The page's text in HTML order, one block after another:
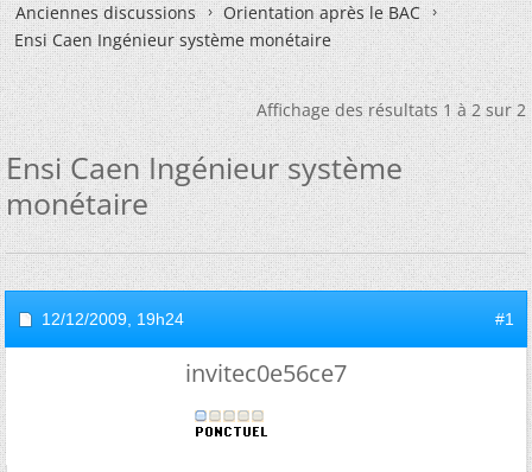
Anciennes discussions
Orientation après le BAC
Ensi Caen Ingénieur système monétaire
Affichage des résultats 1 à 2 sur 2
Ensi Caen Ingénieur système
monétaire
12/12/2009, 19h24 #1
invitec0e56ce7